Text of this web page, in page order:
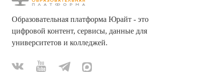
Образовательная платформа Юрайт - это
цифровой контент, сервисы, данные для
университетов и колледжей.